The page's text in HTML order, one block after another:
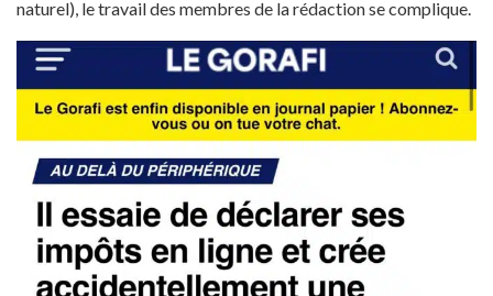
naturel), le travail des membres de la rédaction se complique.